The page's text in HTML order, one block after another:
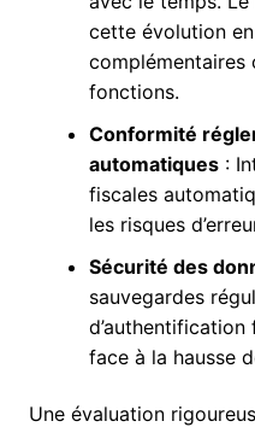
cette évolution
complémentaires
fonctions.
Conformité
automatiques:
fiscales
les risques
Sécurité des
sauvegardes
face à la hausse
Une évaluation